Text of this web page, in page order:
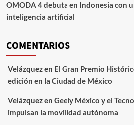
OMODA 4 debuta en Indonesia con
inteligencia artificial
COMENTARIOS
Velázquezen El Gran Premio
edición en la Ciudad de México
Velázquezen Geely México y el
impulsan la movilidad autónoma